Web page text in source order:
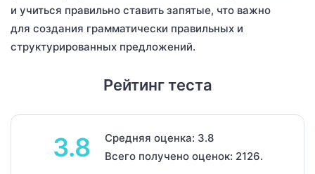
и учиться правильно ставить запятые, что важно
для создания грамматически правильных и
структурированных предложений.
Рейтинг теста
3.8
Средняя оценка: 3.8
Всего получено оценок: 2126.